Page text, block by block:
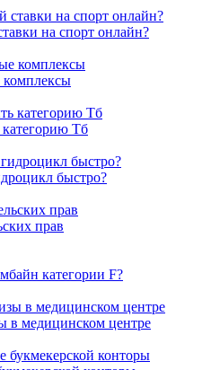
на спорт онлайн?
комплексы
Тб
быстро?
прав
категории F?
в медицинском центре